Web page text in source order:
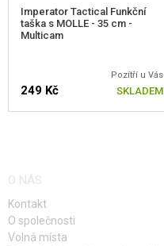
Imperator Tactical Funkční
taška s MOLLE - 35 cm -
Multicam
Pozítří u Vás
249 Kč SKLADEM
O NÁS
Kontakt
O společnosti
Volná místa